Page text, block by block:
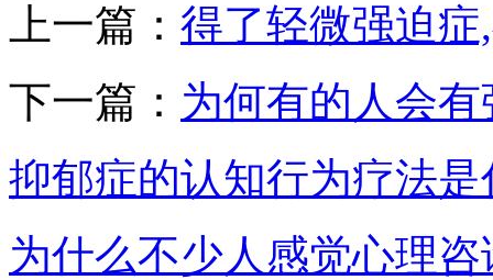
上一篇： 得了轻微强迫
下一篇： 为何有的人会
抑郁症的认知行为疗法
为什么不少人感觉心理